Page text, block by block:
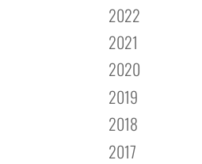
2022
2021
2020
2019
2018
2017